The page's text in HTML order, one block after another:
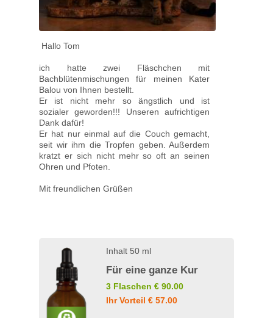
Hallo Tom
ich hatte zwei Fläschchen mit
Bachblütenmischungen für meinen Kater
Balou von Ihnen bestellt.
Er ist nicht mehr so ängstlich und ist
sozialer geworden!!! Unseren aufrichtigen
Dank dafür!
Er hat nur einmal auf die Couch gemacht,
seit wir ihm die Tropfen geben. Außerdem
kratzt er sich nicht mehr so oft an seinen
Ohren und Pfoten.
Mit freundlichen Grüßen
Inhalt 50 ml
Für eine ganze Kur
3 Flaschen € 90.00
Ihr Vorteil € 57.00